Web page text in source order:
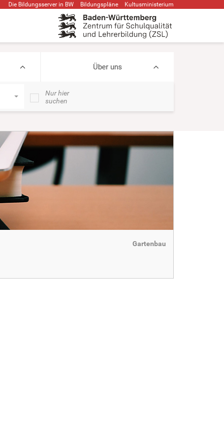
Die Bildungsserver in BW Bildungspläne Kultusministerium
Über uns
Nur hier
suchen
Gartenbau